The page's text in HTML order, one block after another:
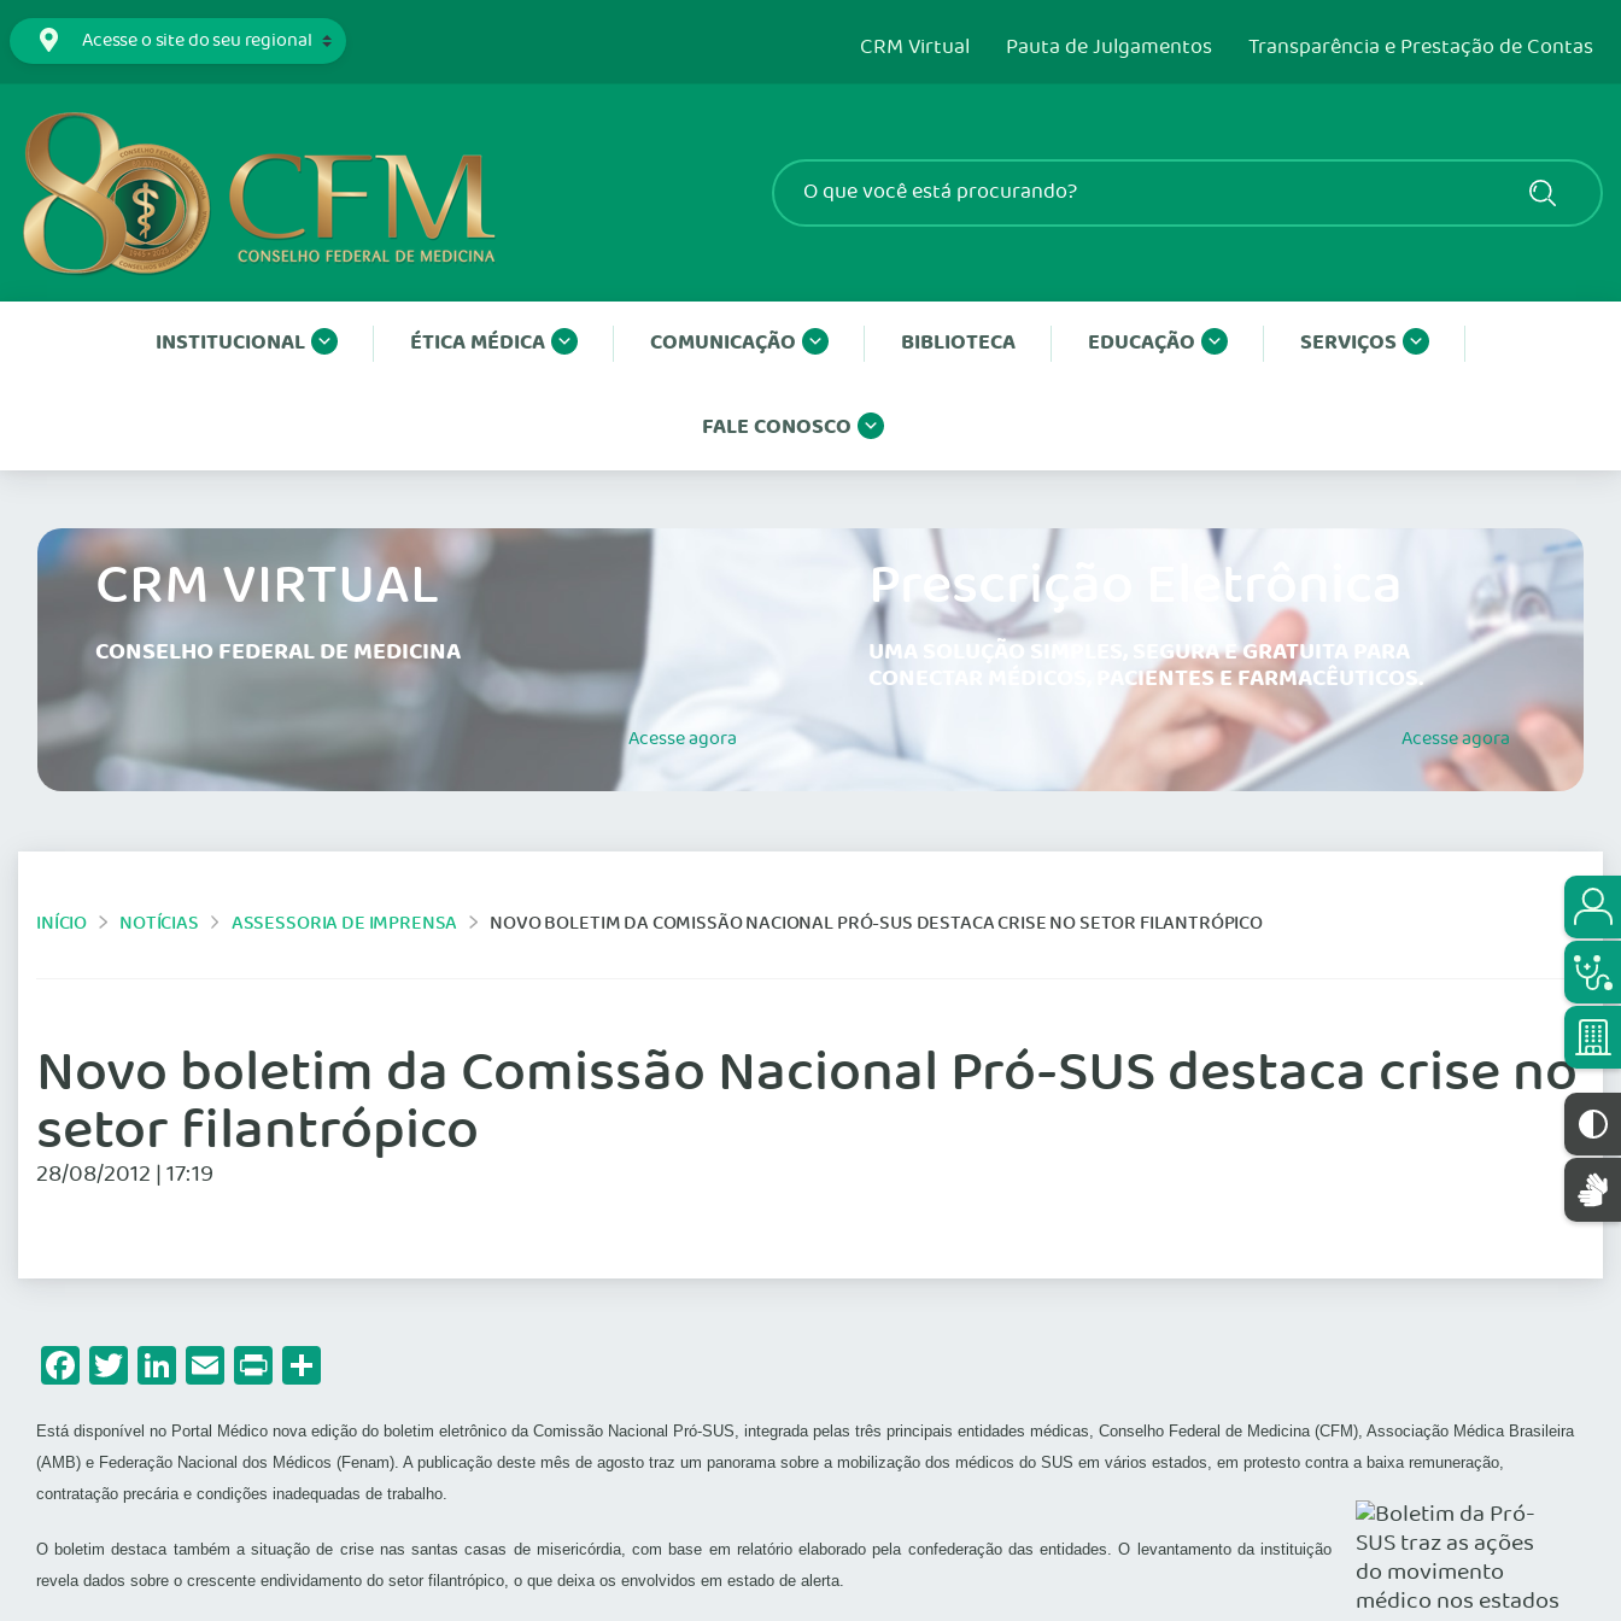
CRM Virtual Pauta de Julgamentos Transparência e Prestação de Contas
INSTITUCIONAL ÉTICA MÉDICA COMUNICAÇÃO BIBLIOTECA EDUCAÇÃO SERVIÇOS
FALE CONOSCO
CRM VIRTUAL
CONSELHO FEDERAL DE MEDICINA
Acesseagora
Prescrição Eletrônica
UMA SOLUÇÃO SIMPLES, SEGURA E GRATUITA PARA
CONECTAR MÉDICOS, PACIENTES E FARMACÊUTICOS.
Acesseagora
INÍCIO NOTÍCIAS ASSESSORIA DE IMPRENSA NOVO BOLETIM DA COMISSÃO NACIONAL PRÓ-SUS DESTACA CRISE NO SETOR FILANTRÓPICO
Novo boletim da Comissão Nacional Pró-SUS destaca crise no
setor filantrópico
28/08/2012 | 17:19
Facebook
Twitter
LinkedIn
Email
Print
Está disponível no Portal Médico nova edição do boletim eletrônico da Comissão Nacional Pró-SUS, integrada pelas três principais entidades médicas, Conselho Federal de Medicina (CFM), Associação Médica Brasileira
(AMB) e Federação Nacional dos Médicos (Fenam). A publicação deste mês de agosto traz um panorama sobre a mobilização dos médicos do SUS em vários estados, em protesto contra a baixa remuneração,
contratação precária e condições inadequadas de trabalho.
O boletim destaca também a situação de crise nas santas casas de misericórdia, com base em relatório elaborado pela confederação das entidades. O levantamento da instituição
revela dados sobre o crescente endividamento do setor filantrópico, o que deixa os envolvidos em estado de alerta.